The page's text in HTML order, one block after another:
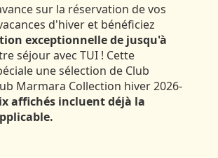
sur la réservation de vos
d'hiver et bénéficiez
exceptionnelle de jusqu'à
séjour avec TUI ! Cette
une sélection de Club
Marmara Collection hiver 2026-
affichés incluent déjà la